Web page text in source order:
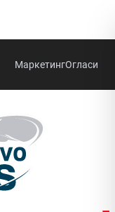
МаркетингОгласи